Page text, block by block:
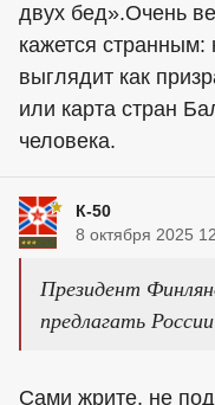
двух бед».Очень
кажется
выглядит как
или карта стран
человека.
К-50
8 октября 2025
Президент
предлагать
Сами жрите, не